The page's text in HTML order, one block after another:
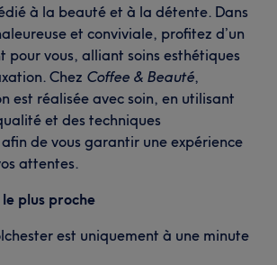
à la beauté et à la détente. Dans
et conviviale, profitez d’un
pour vous, alliant soins esthétiques
Chez Coffee & Beauté,
est réalisée avec soin, en utilisant
et des techniques
de vous garantir une expérience
attentes.
plus proche
est uniquement à une minute